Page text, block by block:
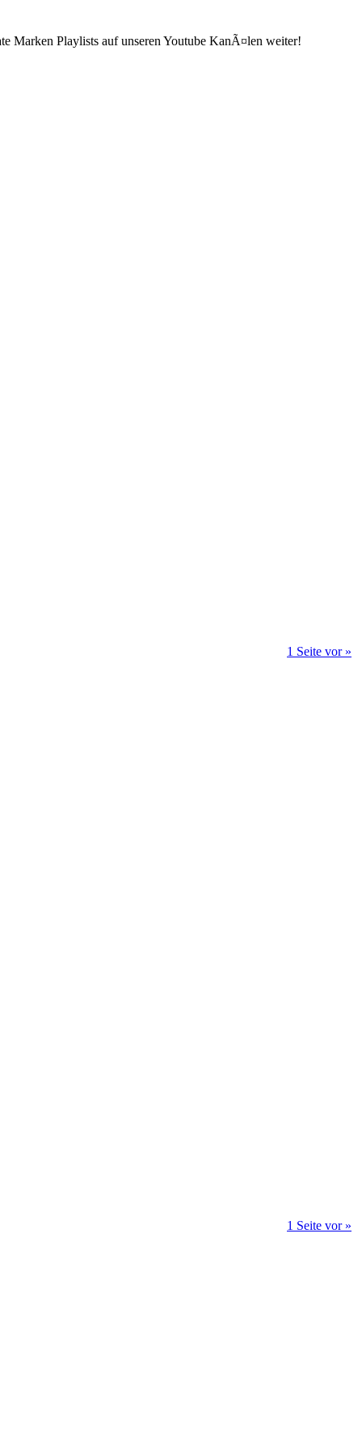
Marken Playlists auf unseren Youtube KanÃ¤len weiter!
1 Seite vor »
1 Seite vor »